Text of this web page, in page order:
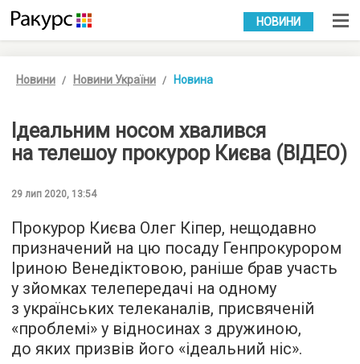
УКР РУС
НОВИНИ
Новини Новини України Новина
Ідеальним носом хвалився
на телешоу прокурор Києва (ВІДЕО)
29 лип 2020, 13:54
Прокурор Києва Олег Кіпер, нещодавно
призначений на цю посаду Генпрокурором
Іриною Венедіктовою, раніше брав участь
у зйомках телепередачі на одному
з українських телеканалів, присвяченій
«проблемі» у відносинах з дружиною,
до яких призвів його «ідеальний ніс».